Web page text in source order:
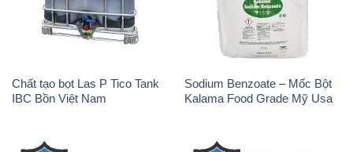
Chất tạo bọt Las P Tico Tank
IBC Bồn Việt Nam
Sodium Benzoate – Mốc Bột
Kalama Food Grade Mỹ Usa